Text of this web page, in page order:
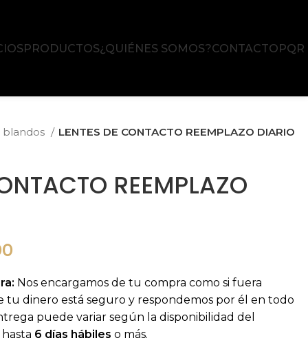
PRODUCTOS¿QUIÉNES SOMOS?CONTACTOPQR
LENTES DE CONTACTO REEMPLAZO DIARIO
REEMPLAZO
actual
es:
$ 180.000.
Nos encargamos de tu compra como si fuera
tu dinero está seguro y respondemos por él en todo
puede variar según la disponibilidad del
6 días hábiles o más.